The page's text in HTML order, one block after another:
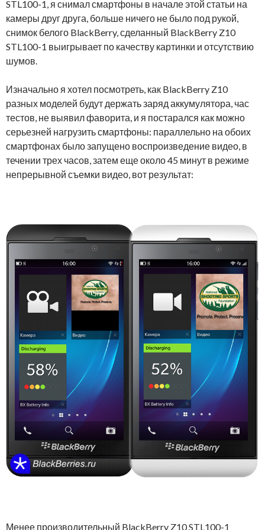
STL100-1, я снимал смартфоны в начале этой статьи на
камеры друг друга, больше ничего не было под рукой,
снимок белого BlackBerry, сделанный BlackBerry Z10
STL100-1 выигрывает по качеству картинки и отсутствию
шумов.
Изначально я хотел посмотреть, как BlackBerry Z10
разных моделей будут держать заряд аккумулятора, час
тестов, не выявил фаворита, и я постарался как можно
серьезней нагрузить смартфоны: параллельно на обоих
смартфонах было запущено воспроизведение видео, в
течении трех часов, затем еще около 45 минут в режиме
непрерывной съемки видео, вот результат:
Менее производительный BlackBerry Z10 STL100-1